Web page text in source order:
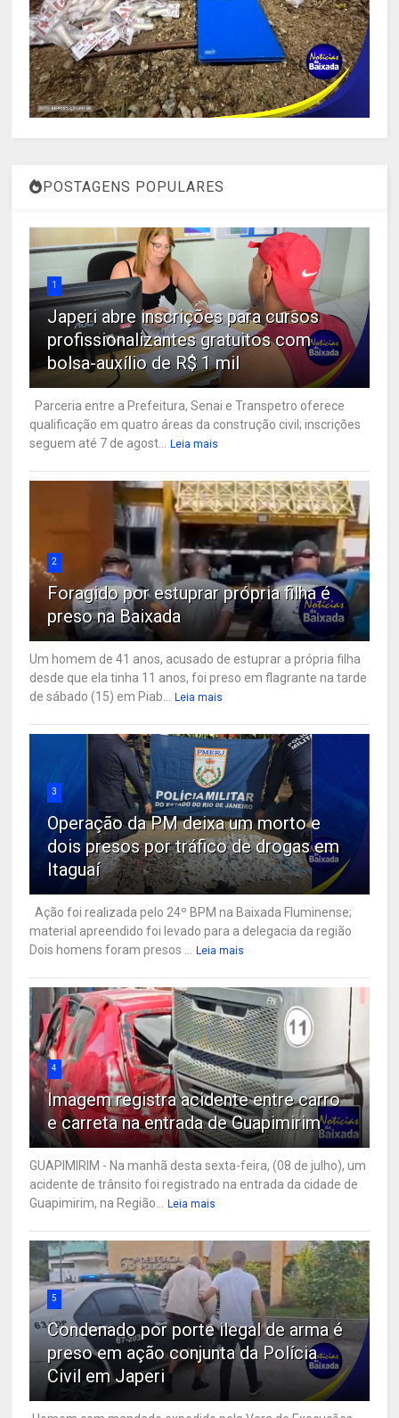
POSTAGENS POPULARES
1
Japeri abre inscrições para cursos
profissionalizantes gratuitos com
bolsa-auxílio de R$ 1 mil
Parceria entre a Prefeitura, Senai e Transpetro oferece
qualificação em quatro áreas da construção civil; inscrições
seguem até 7 de agost... Leia mais
2
Foragido por estuprar própria filha é
preso na Baixada
Um homem de 41 anos, acusado de estuprar a própria filha
desde que ela tinha 11 anos, foi preso em flagrante na tarde
de sábado (15) em Piab... Leia mais
3
Operação da PM deixa um morto e
dois presos por tráfico de drogas em
Itaguaí
Ação foi realizada pelo 24º BPM na Baixada Fluminense;
material apreendido foi levado para a delegacia da região
Dois homens foram presos ... Leia mais
4
Imagem registra acidente entre carro
e carreta na entrada de Guapimirim
GUAPIMIRIM - Na manhã desta sexta-feira, (08 de julho), um
acidente de trânsito foi registrado na entrada da cidade de
Guapimirim, na Região... Leia mais
5
Condenado por porte ilegal de arma é
preso em ação conjunta da Polícia
Civil em Japeri